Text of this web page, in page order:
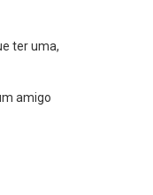
ter uma,
amigo